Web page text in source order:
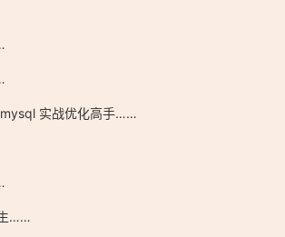
ostarted.com/about/」
mysql 实战优化高手……
ostarted.com/about/」
……